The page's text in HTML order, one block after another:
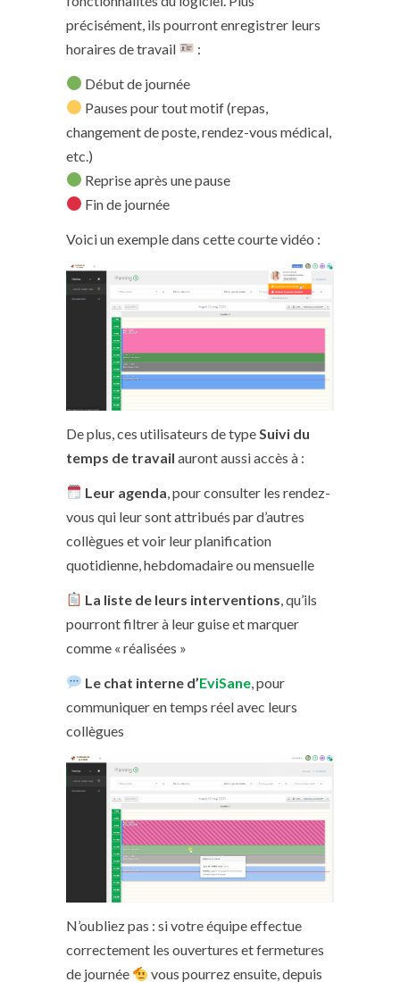
précisément, ils pourront enregistrer leurs
horaires de travail
:
Début de journée
Pauses pour tout motif (repas,
changement de poste, rendez-vous médical,
etc.)
Reprise après une pause
Fin de journée
Voici un exemple dans cette courte vidéo :
De plus, ces utilisateurs de type Suivi du
temps de travail auront aussi accès à :
Leur agenda , pour consulter les rendez-
vous qui leur sont attribués par d’autres
collègues et voir leur planification
quotidienne, hebdomadaire ou mensuelle
La liste de leurs interventions , qu’ils
pourront filtrer à leur guise et marquer
comme « réalisées »
Le chat interne d’EviSane , pour
communiquer en temps réel avec leurs
collègues
N’oubliez pas : si votre équipe effectue
correctement les ouvertures et fermetures
de journée
vous pourrez ensuite, depuis